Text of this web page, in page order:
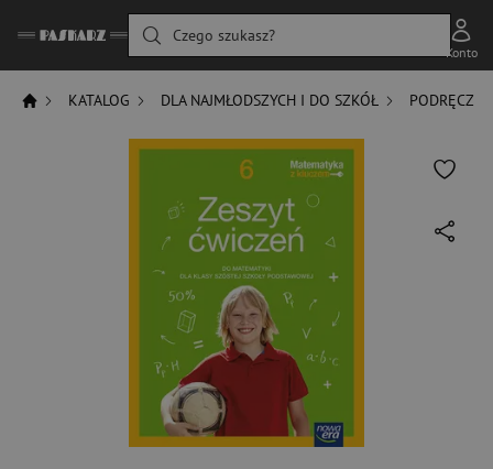
Czego szukasz?
Konto
KATALOG DLA NAJMŁODSZYCH I DO SZKÓŁ